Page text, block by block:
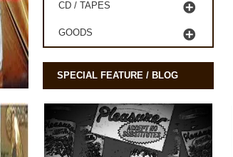
CD / TAPES
GOODS
SPECIAL FEATURE / BLOG